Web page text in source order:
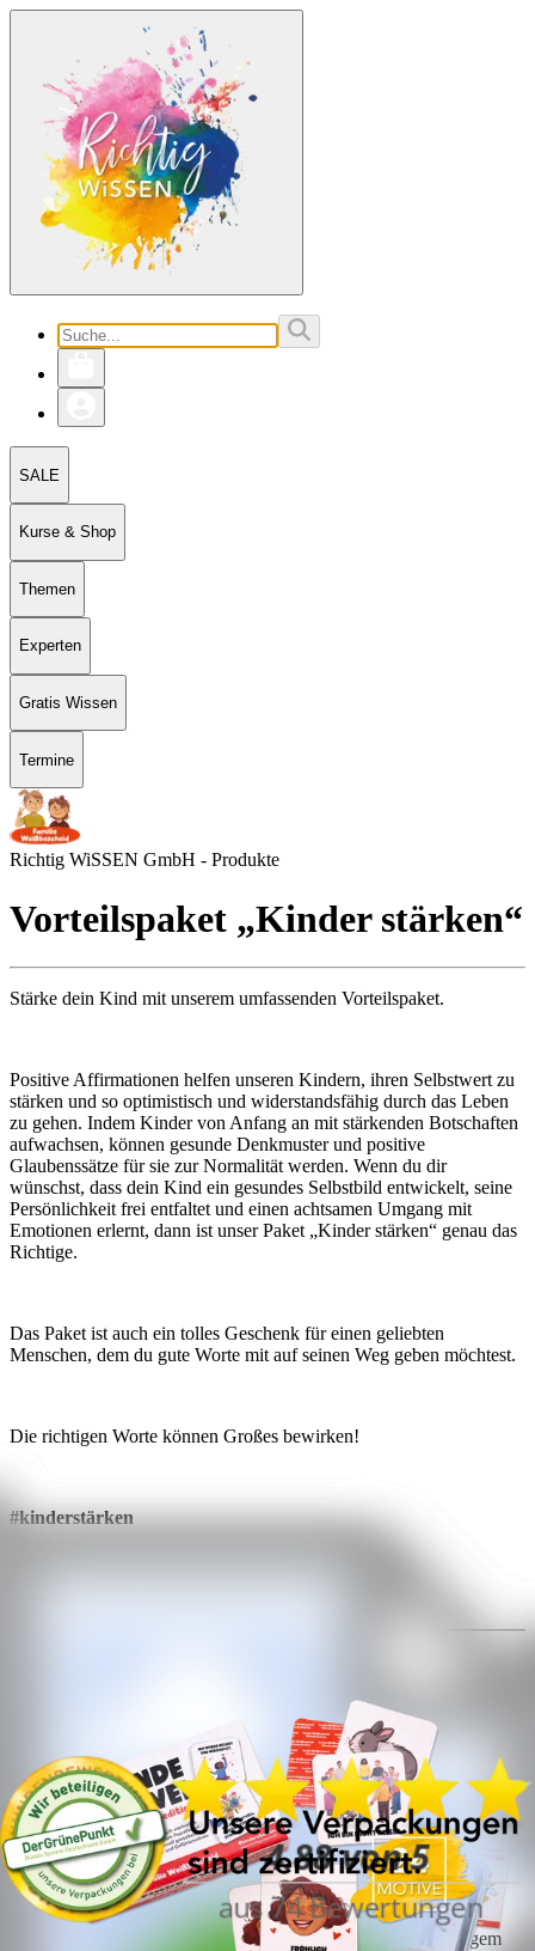
SALE
Kurse & Shop
Themen
Experten
Gratis Wissen
Termine
Richtig WiSSEN GmbH - Produkte
Vor­teils­pa­ket „Kin­der stär­ken“
Stärke dein Kind mit unserem umfassenden Vorteilspaket.
Positive Affirmationen helfen unseren Kindern, ihren Selbstwert zu
stärken und so optimistisch und widerstandsfähig durch das Leben
zu gehen. Indem Kinder von Anfang an mit stärkenden Botschaften
aufwachsen, können gesunde Denkmuster und positive
Glaubenssätze für sie zur Normalität werden. Wenn du dir
wünschst, dass dein Kind ein gesundes Selbstbild entwickelt, seine
Persönlichkeit frei entfaltet und einen achtsamen Umgang mit
Emotionen erlernt, dann ist unser Paket „Kinder stärken“ genau das
Richtige.
Das Paket ist auch ein tolles Geschenk für einen geliebten
Menschen, dem du gute Worte mit auf seinen Weg geben möchtest.
Die richtigen Worte können Großes bewirken!
#kinderstärken
Produktdetails:
1x Affirmationsarmband
Silikon, Umfang 18 cm
1x Kinder Tattoos
2 DIN A6 Bögen mit je 27 Motiven.
1x Affirmationskartenset
20 transparente Karten im Scheckkartenformat aus hochwertigem